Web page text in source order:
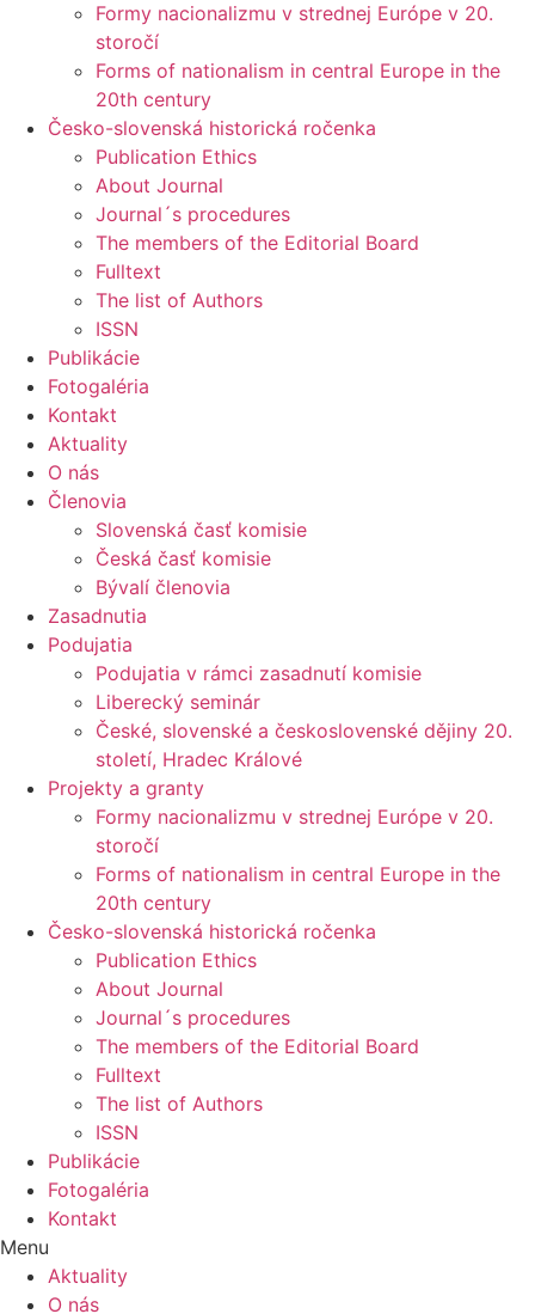
Formy nacionalizmu v strednej Európe v 20.
storočí
Forms of nationalism in central Europe in the
20th century
Česko-slovenská historická ročenka
Publication Ethics
About Journal
Journal´s procedures
The members of the Editorial Board
Fulltext
The list of Authors
ISSN
Publikácie
Fotogaléria
Kontakt
Aktuality
O nás
Členovia
Slovenská časť komisie
Česká časť komisie
Bývalí členovia
Zasadnutia
Podujatia
Podujatia v rámci zasadnutí komisie
Liberecký seminár
České, slovenské a československé dějiny 20.
století, Hradec Králové
Projekty a granty
Formy nacionalizmu v strednej Európe v 20.
storočí
Forms of nationalism in central Europe in the
20th century
Česko-slovenská historická ročenka
Publication Ethics
About Journal
Journal´s procedures
The members of the Editorial Board
Fulltext
The list of Authors
ISSN
Publikácie
Fotogaléria
Kontakt
Menu
Aktuality
O nás